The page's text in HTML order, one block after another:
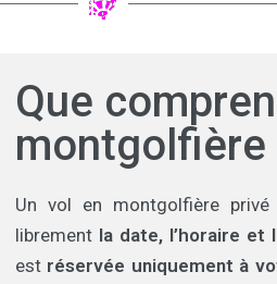
Que
montgolfière
Un vol en montgolfière
librement la date, l’horaire et
est réservée uniquement à